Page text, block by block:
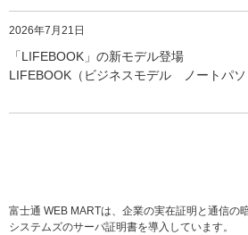
2026年7月21日
「LIFEBOOK」の新モデル登場
LIFEBOOK（ビジネスモデル ノートパソ
富士通 WEB MARTは、企業の実在証明と通信の
システムズのサーバ証明書を導入しています。